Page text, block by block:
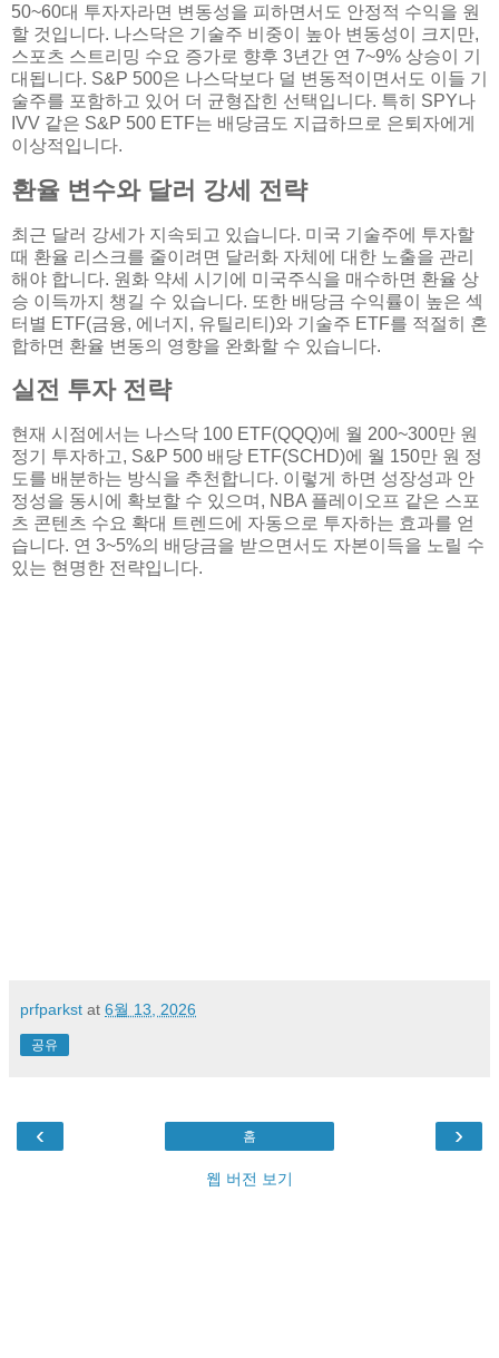
50~60대 투자자라면 변동성을 피하면서도 안정적 수익을 원
할 것입니다. 나스닥은 기술주 비중이 높아 변동성이 크지만,
스포츠 스트리밍 수요 증가로 향후 3년간 연 7~9% 상승이 기
대됩니다. S&P 500은 나스닥보다 덜 변동적이면서도 이들 기
술주를 포함하고 있어 더 균형잡힌 선택입니다. 특히 SPY나
IVV 같은 S&P 500 ETF는 배당금도 지급하므로 은퇴자에게
이상적입니다.
환율 변수와 달러 강세 전략
최근 달러 강세가 지속되고 있습니다. 미국 기술주에 투자할
때 환율 리스크를 줄이려면 달러화 자체에 대한 노출을 관리
해야 합니다. 원화 약세 시기에 미국주식을 매수하면 환율 상
승 이득까지 챙길 수 있습니다. 또한 배당금 수익률이 높은 섹
터별 ETF(금융, 에너지, 유틸리티)와 기술주 ETF를 적절히 혼
합하면 환율 변동의 영향을 완화할 수 있습니다.
실전 투자 전략
현재 시점에서는 나스닥 100 ETF(QQQ)에 월 200~300만 원
정기 투자하고, S&P 500 배당 ETF(SCHD)에 월 150만 원 정
도를 배분하는 방식을 추천합니다. 이렇게 하면 성장성과 안
정성을 동시에 확보할 수 있으며, NBA 플레이오프 같은 스포
츠 콘텐츠 수요 확대 트렌드에 자동으로 투자하는 효과를 얻
습니다. 연 3~5%의 배당금을 받으면서도 자본이득을 노릴 수
있는 현명한 전략입니다.
prfparkst at 6월 13, 2026
공유
‹ ›
홈
웹 버전 보기